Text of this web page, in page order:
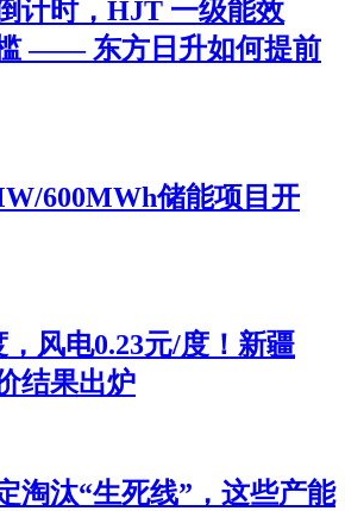
计时，HJT 一级能效
—— 东方日升如何提前
600MWh储能项目开
，风电0.23元/度！新疆
结果出炉
淘汰“生死线”，这些产能